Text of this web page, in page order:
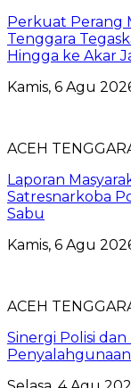
Perkuat Perang
Tenggara
Hingga ke Akar
Kamis, 6 Agu
ACEH
Laporan
Satresnarkoba
Sabu
Kamis, 6 Agu
ACEH
Sinergi Polisi